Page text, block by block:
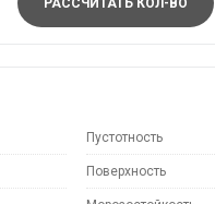
РАССЧИТАТЬ КОЛ-ВО
Пустотность
Поверхность